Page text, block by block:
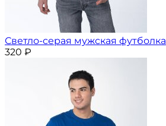
Светло-серая мужская футболка
320 ₽